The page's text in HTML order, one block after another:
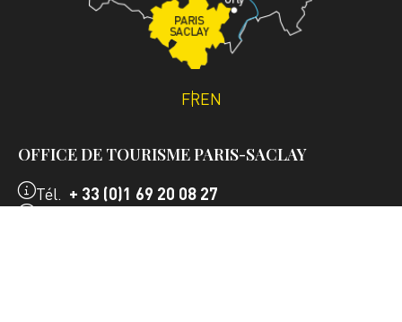
FREN
OFFICE DE TOURISME PARIS-SACLAY
Tél. + 33 (0)1 69 20 08 27